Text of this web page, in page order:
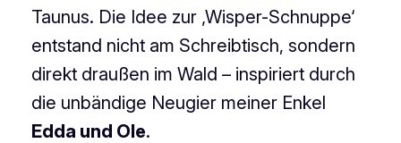
Taunus. Die Idee zur ‚Wisper-Schnuppe‘
entstand nicht am Schreibtisch, sondern
direkt draußen im Wald – inspiriert durch
die unbändige Neugier meiner Enkel
Edda und Ole.